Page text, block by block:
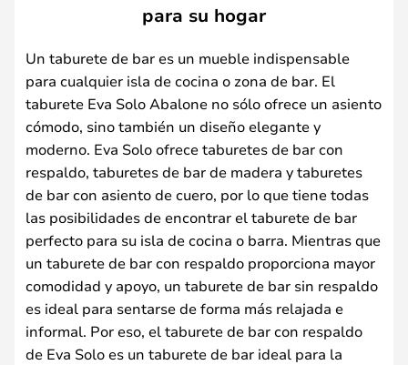
para su hogar
Un taburete de bar es un mueble indispensable
para cualquier isla de cocina o zona de bar. El
taburete Eva Solo Abalone no sólo ofrece un asiento
cómodo, sino también un diseño elegante y
moderno. Eva Solo ofrece taburetes de bar con
respaldo, taburetes de bar de madera y taburetes
de bar con asiento de cuero, por lo que tiene todas
las posibilidades de encontrar el taburete de bar
perfecto para su isla de cocina o barra. Mientras que
un taburete de bar con respaldo proporciona mayor
comodidad y apoyo, un taburete de bar sin respaldo
es ideal para sentarse de forma más relajada e
informal. Por eso, el taburete de bar con respaldo
de Eva Solo es un taburete de bar ideal para la